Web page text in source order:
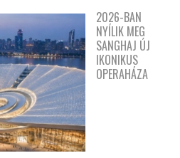
2026-BAN
NYÍLIK MEG
SANGHAJ ÚJ
IKONIKUS
OPERAHÁZA